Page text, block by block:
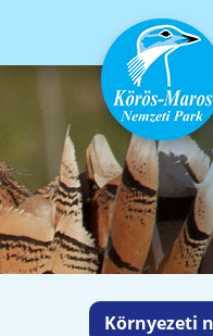
Környezeti